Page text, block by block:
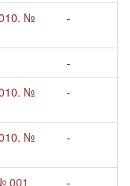
№
-
-
№
-
№
-
001
-